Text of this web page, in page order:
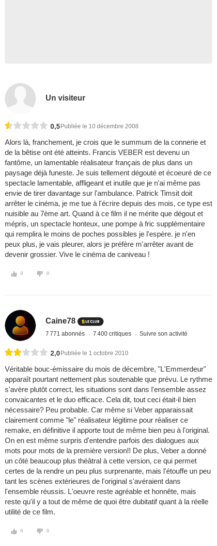
Un visiteur
0,5 Publiée le 10 décembre 2008
Alors là, franchement, je crois que le summum de la connerie et
de la bêtise ont été atteints. Francis VEBER est devenu un
fantôme, un lamentable réalisateur français de plus dans un
paysage déjà funeste. Je suis tellement dégouté et écoeuré de ce
spectacle lamentable, affligeant et inutile que je n'ai même pas
envie de tirer davantage sur l'ambulance. Patrick Timsit doit
arrêter le cinéma, je me tue à l'écrire depuis des mois, ce type est
nuisible au 7ème art. Quand à ce film il ne mérite que dégout et
mépris, un spectacle honteux, une pompe à fric supplémentaire
qui remplira le moins de poches possibles je l'espère. je n'en
peux plus, je vais pleurer, alors je préfère m'arrêter avant de
devenir grossier. Vive le cinéma de caniveau !
0 0
Caine78
7 771 abonnés 7 400 critiques Suivre son activité
2,0 Publiée le 1 octobre 2010
Véritable bouc-émissaire du mois de décembre, "L'Emmerdeur"
apparaît pourtant nettement plus soutenable que prévu. Le rythme
s'avère plutôt correct, les situations sont dans l'ensemble assez
convaicantes et le duo efficace. Cela dit, tout ceci était-il bien
nécessaire? Peu probable. Car même si Veber apparaissait
clairement comme "le" réalisateur légitime pour réaliser ce
remake, en définitive il apporte tout de même bien peu à l'original.
On en est même surpris d'entendre parfois des dialogues aux
mots pour mots de la première version!! De plus, Veber a donné
un côté beaucoup plus théâtral à cette version, ce qui permet
certes de la rendre un peu plus surprenante, mais l'étouffe un peu
tant les scènes extérieures de l'original s'avéraient dans
l'ensemble réussis. L'oeuvre reste agréable et honnête, mais
reste qu'il y a tout de même de quoi être dubitatif quant à la réelle
utilité de ce film.
0 0